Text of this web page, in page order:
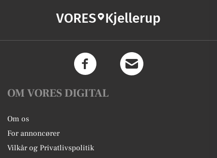
VORES Kjellerup
OM VORES DIGITAL
Om os
For annoncører
Vilkår og Privatlivspolitik